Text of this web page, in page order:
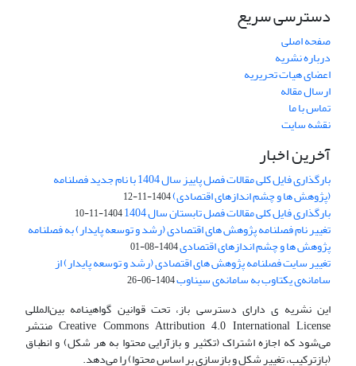
دسترسی سریع
صفحه اصلی
درباره نشریه
اعضای هیات تحریریه
ارسال مقاله
تماس با ما
نقشه سایت
آخرین اخبار
بارگذاری فایل کلی مقالات فصل پاییز سال 1404 با نام جدید فصلنامه
(پژوهش ها و چشم اندازهای اقتصادی)1404-11-12
بارگذاری فایل کلی مقالات فصل تابستان سال 1404 1404-11-10
تغییر نام فصلنامه پژوهش های اقتصادی (رشد و توسعه پایدار) به فصلنامه
پژوهش ها و چشم اندازهای اقتصادی1404-08-01
تغییر سایت فصلنامه پژوهش های اقتصادی (رشد و توسعه پایدار) از
سامانه‌ی یکتاوب به سامانه‌ی سیناوب1404-06-26
این نشریه ی دارای دسترسی باز، تحت قوانین گواهینامه بین‌المللی
Creative Commons Attribution 4.0 International License منتشر
می‌شود که اجازه اشتراک (تکثیر و بازآرایی محتوا به هر شکل) و انطباق
(بازترکیب، تغییر شکل و بازسازی بر اساس محتوا) را می‌دهد.